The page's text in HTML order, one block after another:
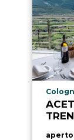
aperto